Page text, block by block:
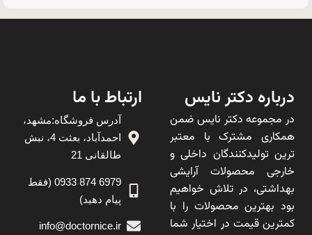
درباره دکتر نایس
در مجموعه دکتر نایس ضمن
همکاری مشترک با معتبر
ترین تولیدکنندگان داخلی و
خارجی محصولات آرایشی
بهداشتی، در تلاش خواهیم
بود بهترین محصولات را با
کمترین قیمت در اختیار شما
ارتباط با ما
آدرس فروشگاه:مشهد،
احمدآباد، بعثت 4، نبش
طالقانی 21
6979 874 0933 (فقط
پیام دهید)
info@doctornice.ir